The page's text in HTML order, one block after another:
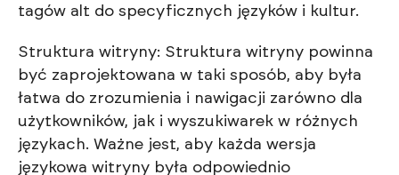
tagów alt do specyficznych języków i kultur.
Struktura witryny: Struktura witryny powinna
być zaprojektowana w taki sposób, aby była
łatwa do zrozumienia i nawigacji zarówno dla
użytkowników, jak i wyszukiwarek w różnych
językach. Ważne jest, aby każda wersja
językowa witryny była odpowiednio